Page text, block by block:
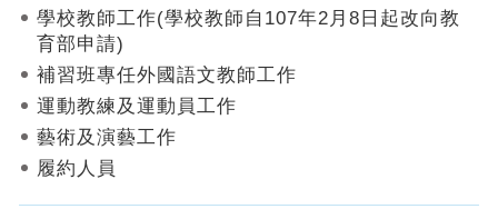
機
申
請
表
學校教師工作(學校教師自107年2月8日起改向教
育部申請)
補習班專任外國語文教師工作
運動教練及運動員工作
藝術及演藝工作
履約人員